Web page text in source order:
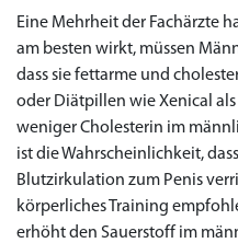
Eine Mehrheit der Fachärzte
am besten wirkt, müssen
dass sie fettarme und
oder Diätpillen wie Xenical
weniger Cholesterin im
ist die Wahrscheinlichkeit,
Blutzirkulation zum Penis
körperliches Training
erhöht den Sauerstoff im